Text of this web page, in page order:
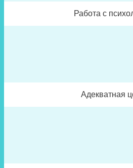
Работа с
Адекватная